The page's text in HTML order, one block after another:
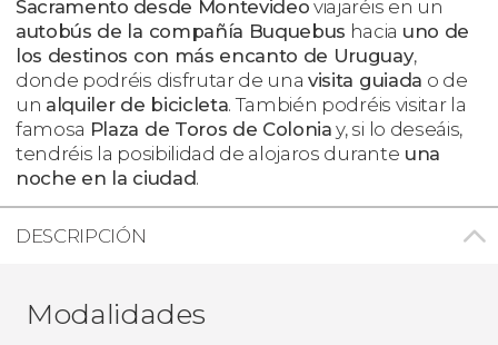
Sacramento desde Montevideo viajaréis en un
autobús de la compañía Buquebus hacia uno de
los destinos con más encanto de Uruguay,
donde podréis disfrutar de unavisita guiada o de
un alquiler de bicicleta. También podréis visitar la
famosa Plaza de Toros de Colonia y, si lo deseáis,
tendréis la posibilidad de alojaros durante una
noche en la ciudad.
DESCRIPCIÓN
Modalidades